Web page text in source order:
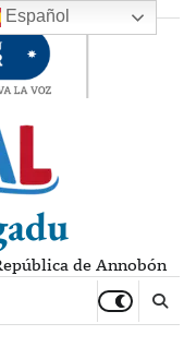
de Annobón
Español